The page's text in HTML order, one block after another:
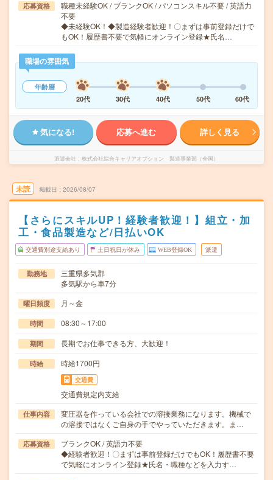
応募資格
職種未経験OK / ブランクOK / パソコンスキル不要 / 英語力
不要
◆未経験OK！◆製造経験者歓迎！〇まずは事前登録だけで
もOK！履歴書不要で気軽にオンライン登録★氏名…
職場の雰囲気
年齢層
20代
30代 40代 50代 60代
気になる! 応募へ進む 詳しく見る
派遣会社 株式会社綜合キャリアオプション 製造事業部（全国）
未読 掲載日 2026/08/07
【さらにスキルUP！経験者歓迎！】組立・加
工・食品製造など/日払いOK
交通費別途支給あり 土日祝日が休み WEB登録OK 派遣
勤務地
三重県多気郡
多気駅から車7分
曜日頻度 月～金
時間 08:30～17:00
期間 長期でお仕事できる方、大歓迎！
時給 時給1700円
交通費
交通費規定内支給
仕事内容
変圧器を作っている会社での溶接業務になります。機械で
の溶接ではなくご自身の手でやっていただきます。ま…
応募資格
ブランクOK / 英語力不要
◆経験者歓迎！〇まずは事前登録だけでもOK！履歴書不要
で気軽にオンライン登録★氏名・職種などを入力す…